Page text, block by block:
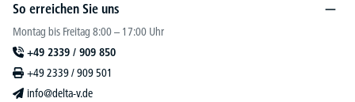
So erreichen Sie uns
Montag bis Freitag 8:00 – 17:00 Uhr
+49 2339 / 909 850
+49 2339 / 909 501
info@delta-v.de